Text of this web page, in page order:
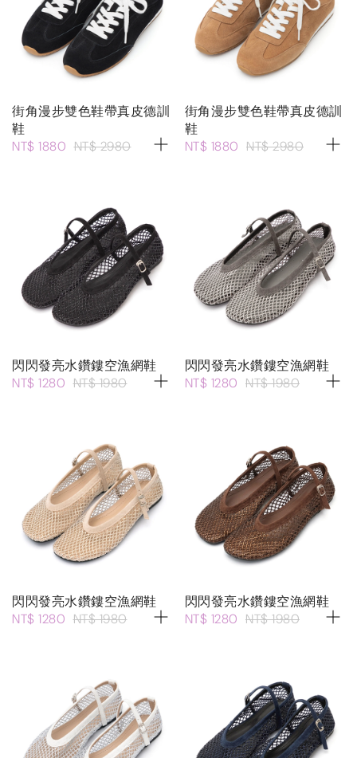
街角漫步雙色鞋帶真皮德訓
鞋
NT$ 1880 NT$ 2980
街角漫步雙色鞋帶真皮德訓
鞋
NT$ 1880 NT$ 2980
閃閃發亮水鑽鏤空漁網鞋
NT$ 1280 NT$ 1980
閃閃發亮水鑽鏤空漁網鞋
NT$ 1280 NT$ 1980
閃閃發亮水鑽鏤空漁網鞋
NT$ 1280 NT$ 1980
閃閃發亮水鑽鏤空漁網鞋
NT$ 1280 NT$ 1980